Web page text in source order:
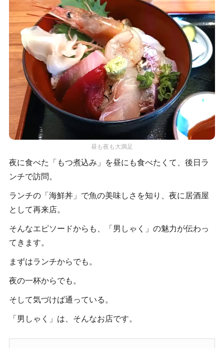
昼も夜も大満足
夜に食べた「もつ煮込み」を昼にも食べたくて、後日ラ
ンチで訪問。
ランチの「海鮮丼」で魚の美味しさを知り、夜に居酒屋
として再来店。
そんなエピソードからも、「男しゃく」の魅力が伝わっ
てきます。
まずはランチからでも。
夜の一杯からでも。
そして気づけば通っている。
「男しゃく」は、そんなお店です。